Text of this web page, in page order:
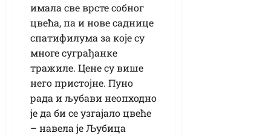
имала све врсте собног
цвећа, па и нове саднице
спатифилума за које су
многе суграђанке
тражиле. Цене су више
него пристојне. Пуно
рада и љубави неопходно
је да би се узгајало цвеће
– навела је Љубица